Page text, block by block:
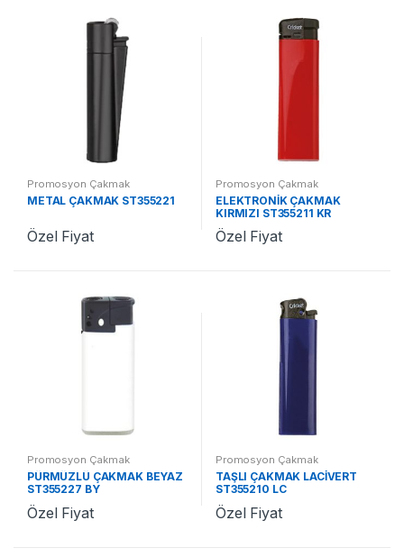
Promosyon Çakmak
METAL ÇAKMAK ST355221
Özel Fiyat
Promosyon Çakmak
ELEKTRONİK ÇAKMAK
KIRMIZI ST355211 KR
Özel Fiyat
Promosyon Çakmak
PÜRMÜZLÜ ÇAKMAK BEYAZ
ST355227 BY
Özel Fiyat
Promosyon Çakmak
TAŞLI ÇAKMAK LACİVERT
ST355210 LC
Özel Fiyat